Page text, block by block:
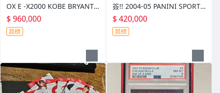
OX E -X2000 KOBE BRYANT
CREDENTIALS 224/499 . 接受
交換大谷
$ 960,000
競標
簽!! 2004-05 PANINI SPORTS
MEGA CRACKS BARCA #35 L
IONEL MESSI
$ 420,000
競標